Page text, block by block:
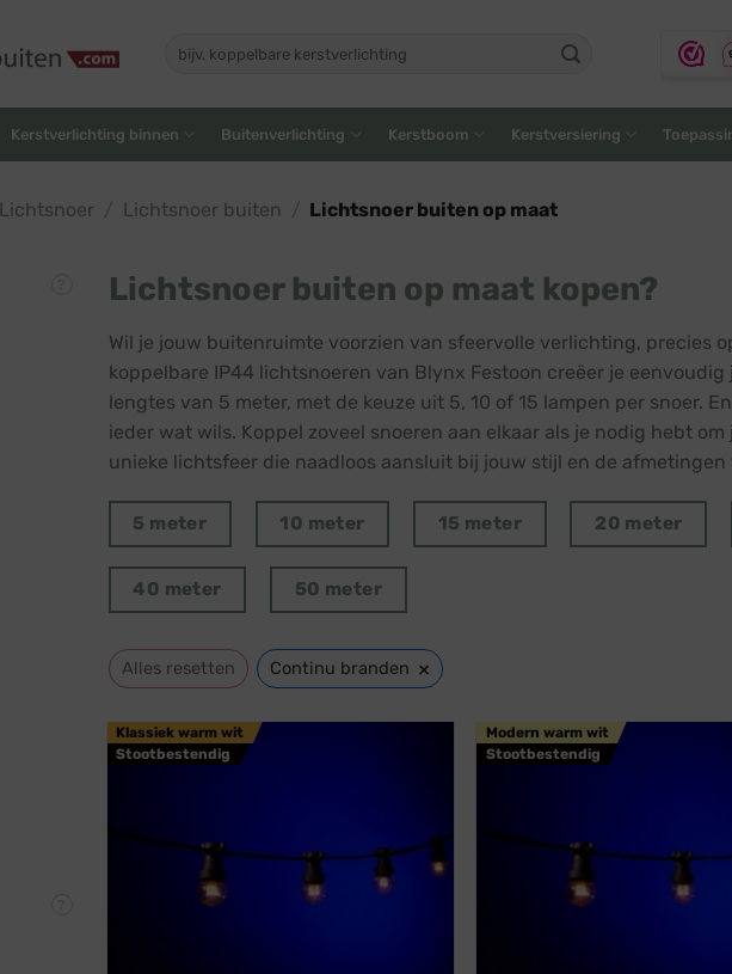
naar:
Kerstverlichting binnen Buitenverlichting Kerstboom Kerstversiering
Lichtsnoer Lichtsnoer buiten Lichtsnoer buiten op maat
Lichtsnoer buiten op maat kopen?
Wil je jouw buitenruimte voorzien van sfeervolle verlichting, precies
koppelbare IP44 lichtsnoeren van Blynx Festoon creëer je
lengtes van 5 meter, met de keuze uit 5, 10 of 15 lampen per snoer.
ieder wat wils. Koppel zoveel snoeren aan elkaar als je nodig hebt
unieke lichtsfeer die naadloos aansluit bij jouw stijl en de
5 meter 10 meter 15 meter 20 meter
40 meter 50 meter
Alles resetten Continu branden ×
Klassiek warm wit
Stootbestendig
Modern warm wit
Stootbestendig